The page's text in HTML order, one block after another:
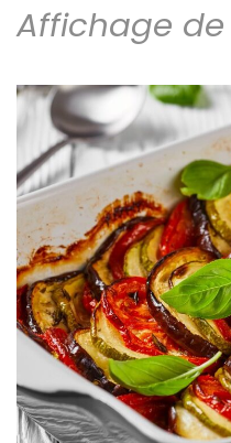
Affichage de